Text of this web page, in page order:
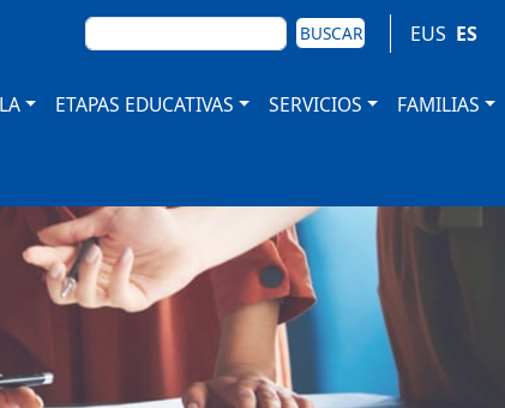
BUSCAR BUSCAR EUS ES
ETAPAS EDUCATIVAS SERVICIOS FAMILIAS